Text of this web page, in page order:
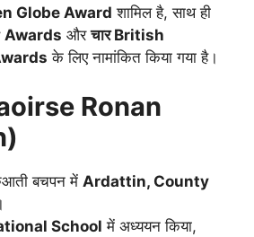
Globe Award शामिल है, साथ ही
Awards औरचार British
के लिए नामांकित किया गया है।
Ronan
बचपन में Ardattin, County
School में अध्ययन किया,